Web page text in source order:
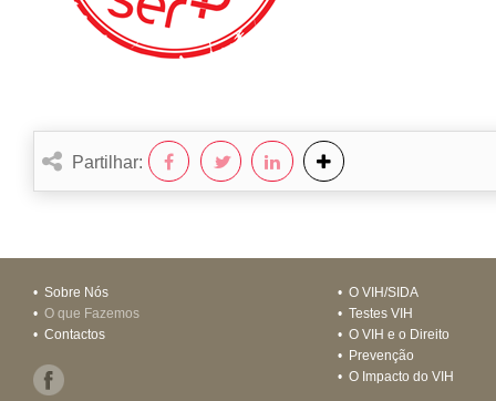
Partilhar:
• Sobre Nós
• O que Fazemos
• Contactos
• O VIH/SIDA
• Testes VIH
• O VIH e o Direito
• Prevenção
• O Impacto do VIH